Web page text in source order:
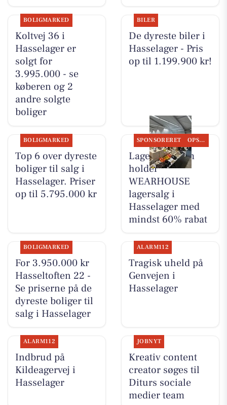
BOLIGMARKED
Koltvej 36 i
Hasselager er
solgt for
3.995.000 - se
køberen og 2
andre solgte
boliger
BILER
De dyreste biler i
Hasselager - Pris
op til 1.199.900 kr!
BOLIGMARKED
Top 6 over dyreste
boliger til salg i
Hasselager. Priser
op til 5.795.000 kr
SPONSORERET OPSLAGSTAVLEN
Lagersalg.com
holder
WEARHOUSE
lagersalg i
Hasselager med
mindst 60% rabat
BOLIGMARKED
For 3.950.000 kr
Hasseltoften 22 -
Se priserne på de
dyreste boliger til
salg i Hasselager
ALARM112
Tragisk uheld på
Genvejen i
Hasselager
ALARM112
Indbrud på
Kildeagervej i
Hasselager
JOBNYT
Kreativ content
creator søges til
Diturs sociale
medier team